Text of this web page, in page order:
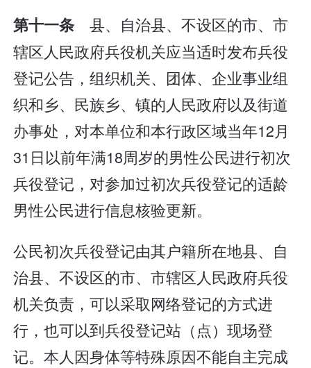
第十一条 县、自治县、不设区的市、市
辖区人民政府兵役机关应当适时发布兵役
登记公告，组织机关、团体、企业事业组
织和乡、民族乡、镇的人民政府以及街道
办事处，对本单位和本行政区域当年12月
31日以前年满18周岁的男性公民进行初次
兵役登记，对参加过初次兵役登记的适龄
男性公民进行信息核验更新。
公民初次兵役登记由其户籍所在地县、自
治县、不设区的市、市辖区人民政府兵役
机关负责，可以采取网络登记的方式进
行，也可以到兵役登记站（点）现场登
记。本人因身体等特殊原因不能自主完成